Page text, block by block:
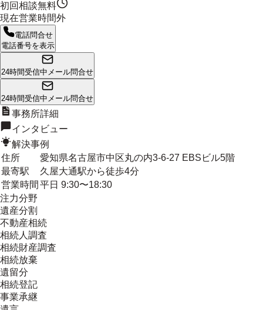
初回相談無料
現在営業時間外
電話問合せ
電話番号を表示
24時間受信中 メール問合せ
24時間受信中 メール問合せ
事務所詳細
インタビュー
解決事例
住所
愛知県名古屋市中区丸の内3-6-27 EBSビル5階
最寄駅
久屋大通駅から徒歩4分
営業時間 平日 9:30〜18:30
注力分野
遺産分割
不動産相続
相続人調査
相続財産調査
相続放棄
遺留分
相続登記
事業承継